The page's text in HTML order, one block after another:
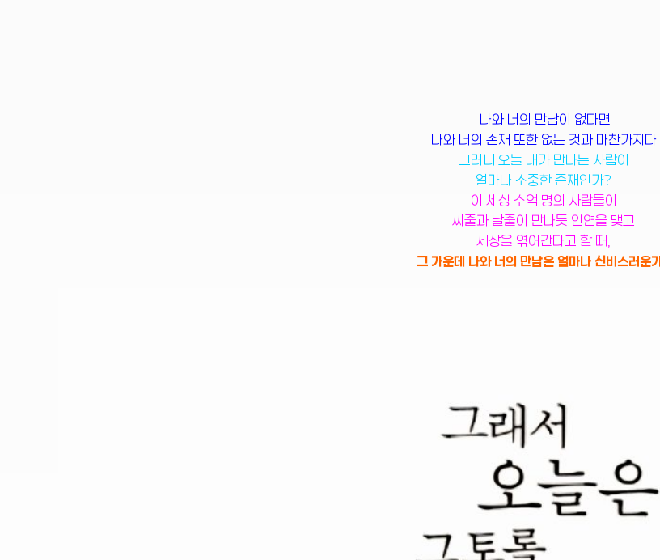
나와 너의 만남이 없다면
나와 너의 존재 또한 없는 것과 마찬가지다
그러니 오늘 내가 만나는 사람이
얼마나 소중한 존재인가?
이 세상 수억 명의 사람들이
씨줄과 날줄이 만나듯 인연을 맺고
세상을 엮어간다고 할 때,
그 가운데 나와 너의 만남은 얼마나 신비스러운